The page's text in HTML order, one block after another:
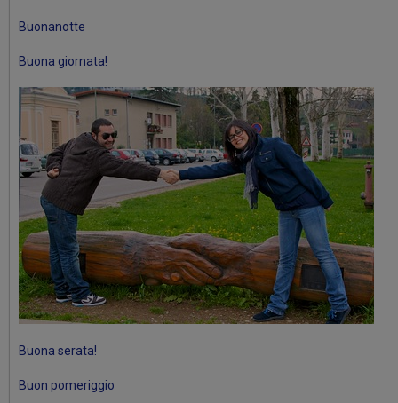
Buonanotte
Buona giornata!
Buona serata!
Buon pomeriggio